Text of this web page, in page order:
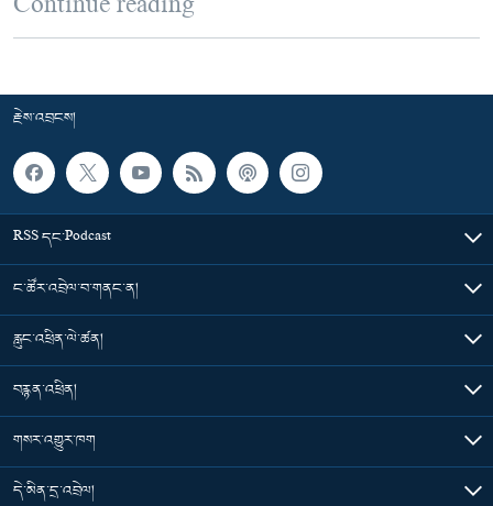
Continue reading
རྗེས་འབྲངས།
RSS དང་Podcast
ང་ཚོར་འབྲེལ་བ་གནང་ན།
རླུང་འཕྲིན་ལེ་ཚན།
བརྙན་འཕྲིན།
གསར་འགྱུར་ཁག
དེ་མིན་དྲ་འབྲེལ།